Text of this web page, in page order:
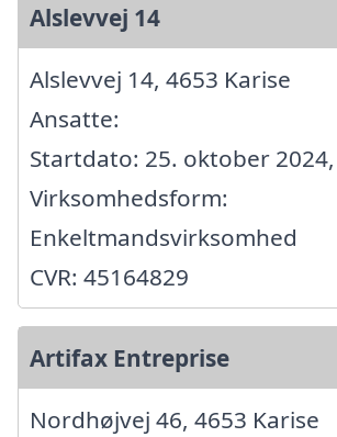
Alslevvej 14
Alslevvej 14, 4653 Karise
Ansatte:
Startdato: 25. oktober 2024,
Virksomhedsform:
Enkeltmandsvirksomhed
CVR: 45164829
Artifax Entreprise
Nordhøjvej 46, 4653 Karise